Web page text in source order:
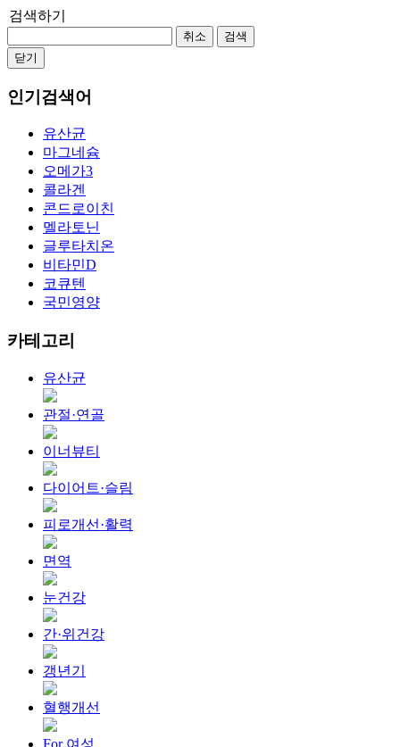
검색하기
취소
검색
닫기
인기검색어
유산균
마그네슘
오메가3
콜라겐
콘드로이친
멜라토닌
글루타치온
비타민D
코큐텐
국민영양
카테고리
유산균
관절·연골
이너뷰티
다이어트·슬림
피로개선·활력
면역
눈건강
간·위건강
갱년기
혈행개선
For 여성